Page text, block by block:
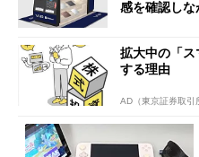
感を確認し
拡大中の「
する理由
AD（東京証券取引